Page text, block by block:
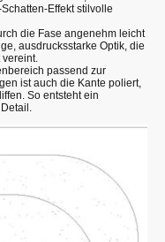
Effekt stilvolle
die Fase angenehm leicht
ausdrucksstarke Optik, die
passend zur
ist auch die Kante poliert,
So entsteht ein